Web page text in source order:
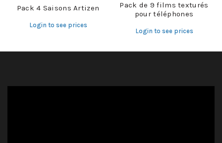
Pack 4 Saisons Artizen
Login to see prices
Pack de 9 films texturés
pour téléphones
Login to see prices